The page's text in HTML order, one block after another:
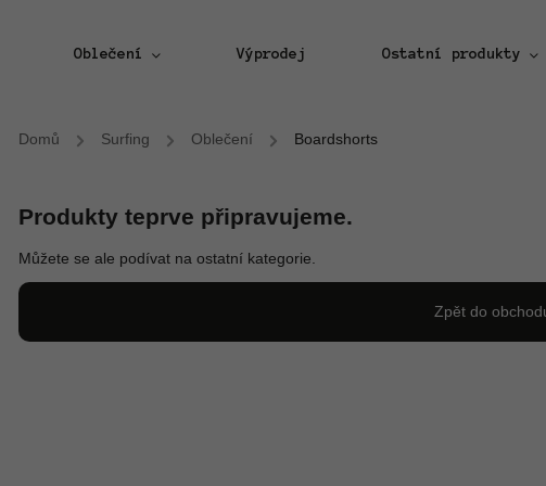
Oblečení Výprodej Ostatní produkty
Domů / Surfing / Oblečení / Boardshorts
Produkty teprve připravujeme.
Můžete se ale podívat na ostatní kategorie.
Zpět do